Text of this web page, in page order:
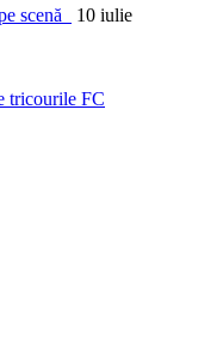
scenă
10 iulie
tricourile FC